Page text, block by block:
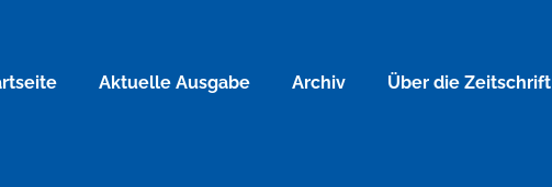
Aktuelle Ausgabe Archiv Über die Zeitschrift